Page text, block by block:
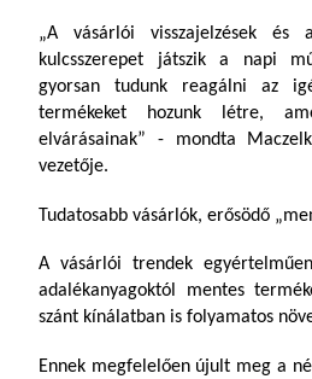
„A vásárlói visszajelzések és
kulcsszerepet játszik a napi
gyorsan tudunk reagálni az
termékeket hozunk létre,
elvárásainak” - mondta
vezetője.
Tudatosabb vásárlók, erősödő
A vásárlói trendek
adalékanyagoktól mentes
szánt kínálatban is folyamatos
Ennek megfelelően újult meg a